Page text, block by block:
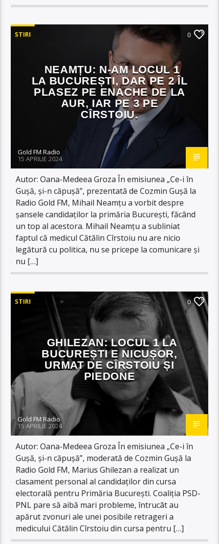
STIRI 0
NEAMȚU: N-AM LOCUL 1
LA BUCUREȘTI, DAR PE 2 ÎL
PLASEZ PE ENACHE DE LA
AUR, IAR PE 3 PE
CÎRSTOIU.
Gold FM Radio
15 APRILIE 2024
Autor: Oana-Medeea Groza În emisiunea „Ce-i în
Gușă, și-n căpușă”, prezentată de Cozmin Gușă la
Radio Gold FM, Mihail Neamțu a vorbit despre
șansele candidaților la primăria București, făcând
un top al acestora. Mihail Neamțu a subliniat
faptul că medicul Cătălin Cîrstoiu nu are nicio
legătură cu politica, nu se pricepe la comunicare și
nu […]
STIRI 0
GHILEZAN: LOCUL 1 LA
BUCUREȘTI E NICUȘOR,
URMAT DE CÎRSTOIU ȘI
PIEDONE
Gold FM Radio
15 APRILIE 2024
Autor: Oana-Medeea Groza În emisiunea „Ce-i în
Gușă, și-n căpușă”, moderată de Cozmin Gușă la
Radio Gold FM, Marius Ghilezan a realizat un
clasament personal al candidaților din cursa
electorală pentru Primăria București. Coaliția PSD-
PNL pare să aibă mari probleme, întrucât au
apărut zvonuri ale unei posibile retrageri a
medicului Cătălin Cîrstoiu din cursa pentru […]